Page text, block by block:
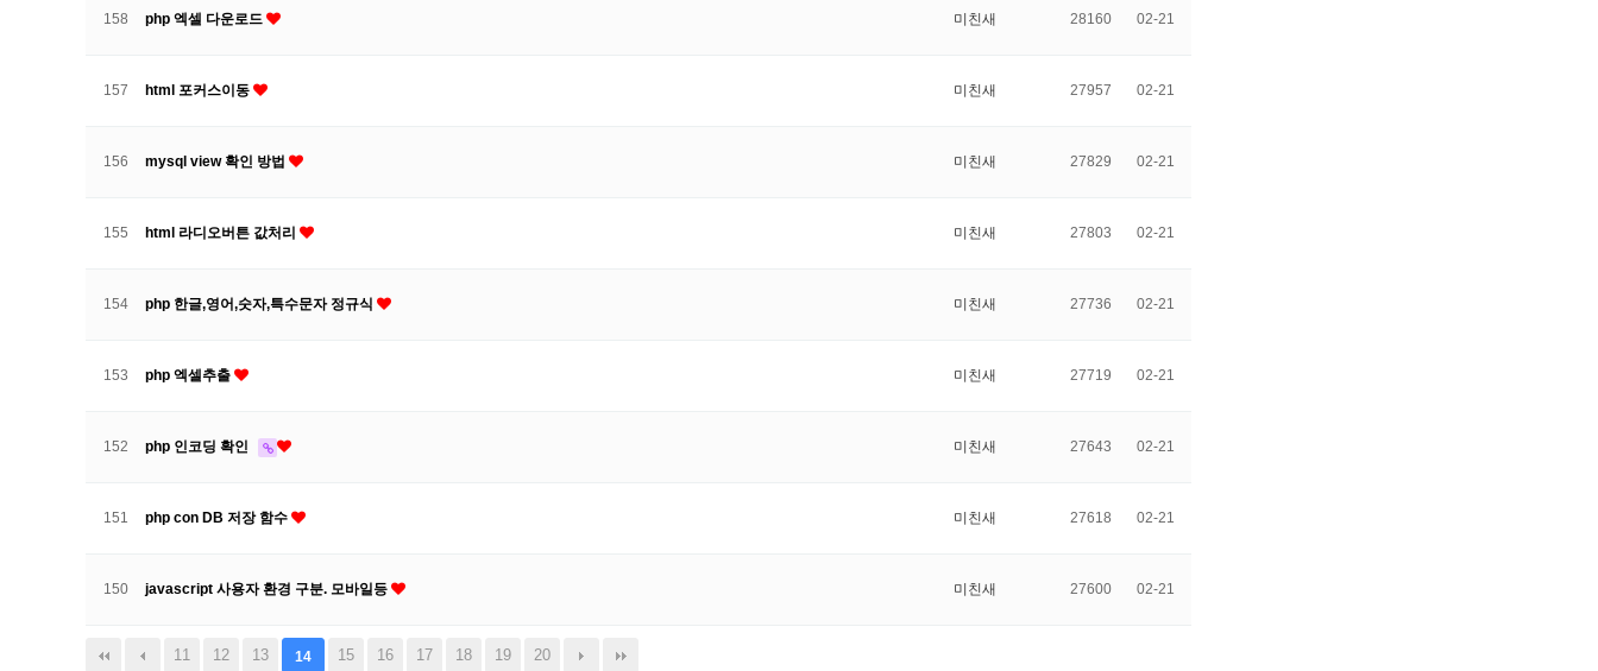
158 php 엑셀 다운로드 미친새 28160 02-21
157 html 포커스이동 미친새 27957 02-21
156 mysql view 확인 방법 미친새 27829 02-21
155 html 라디오버튼 값처리 미친새 27803 02-21
154 php 한글,영어,숫자,특수문자 정규식 미친새 27736 02-21
153 php 엑셀추출 미친새 27719 02-21
152 php 인코딩 확인 미친새 27643 02-21
151 php con DB 저장 함수 미친새 27618 02-21
150 javascript 사용자 환경 구분. 모바일등 미친새 27600 02-21
11 12 13 14 15 16 17 18 19 20